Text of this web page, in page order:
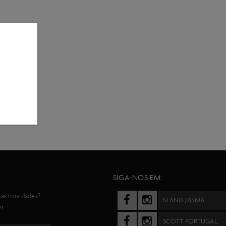
novidades?
SIGA-NOS EM:
STAND JASMA
SCOTT PORTUGAL